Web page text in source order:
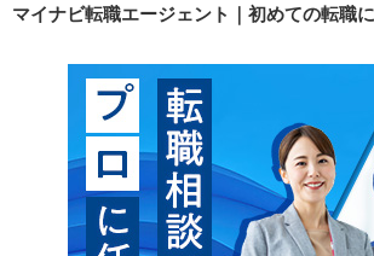
マイナビ転職エージェント｜初めての転職